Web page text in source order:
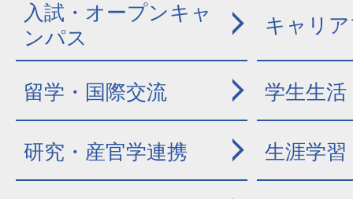
入試・オープンキャ
ンパス
キャリ
留学・国際交流 学生生活
研究・産官学連携 生涯学習